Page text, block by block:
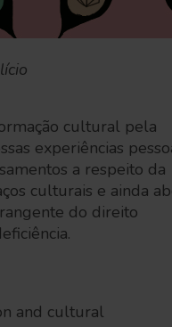
cultural pela
experiências
a respeito da
culturais e ainda
do direito
and cultural